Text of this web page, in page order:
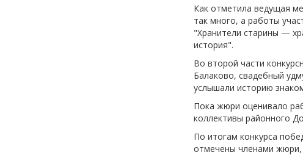
Как отметила ведущая
так много, а работы
"Хранители старины —
история".
Во второй части
Балаково, свадебный
услышали историю
Пока жюри оценивало
коллективы районного
По итогам конкурса
отмечены членами